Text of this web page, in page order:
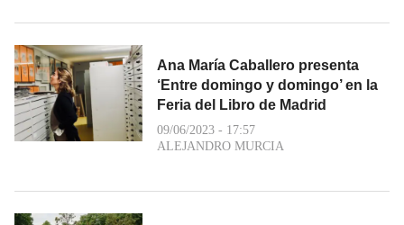
Ana María Caballero presenta
‘Entre domingo y domingo’ en la
Feria del Libro de Madrid
09/06/2023 - 17:57
ALEJANDRO MURCIA